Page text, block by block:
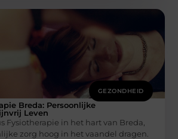
GEZONDHEID
Breda: Persoonlijke
Leven
Fysiotherapie in het hart van Breda,
zorg hoog in het vaandel dragen.